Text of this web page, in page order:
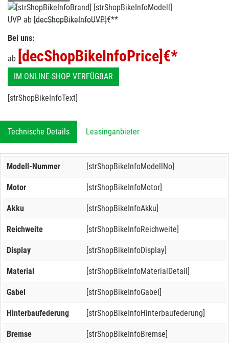
UVP ab [decShopBikeInfoUVP]€**
Bei uns:
ab [decShopBikeInfoPrice] €*
IM ONLINE-SHOP VERFÜGBAR
[strShopBikeInfoText]
Technische Details Leasinganbieter
Modell-Nummer [strShopBikeInfoModellNo]
Motor [strShopBikeInfoMotor]
Akku [strShopBikeInfoAkku]
Reichweite [strShopBikeInfoReichweite]
Display [strShopBikeInfoDisplay]
Material [strShopBikeInfoMaterialDetail]
Gabel [strShopBikeInfoGabel]
Hinterbaufederung [strShopBikeInfoHinterbaufederung]
Bremse [strShopBikeInfoBremse]